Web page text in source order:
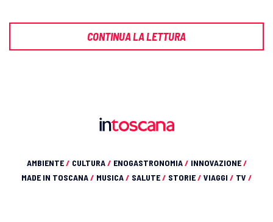
CONTINUA LA LETTURA
AMBIENTE/ CULTURA/ ENOGASTRONOMIA/ INNOVAZIONE/
MADE IN TOSCANA/ MUSICA/ SALUTE/ STORIE/ VIAGGI / TV /